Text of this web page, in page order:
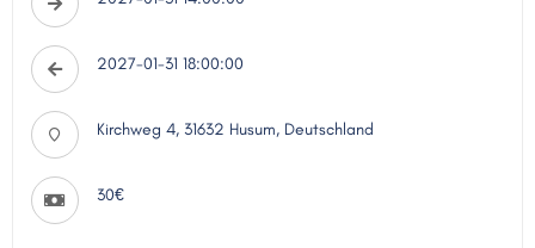
2027-01-31 18:00:00
Kirchweg 4, 31632 Husum, Deutschland
30€